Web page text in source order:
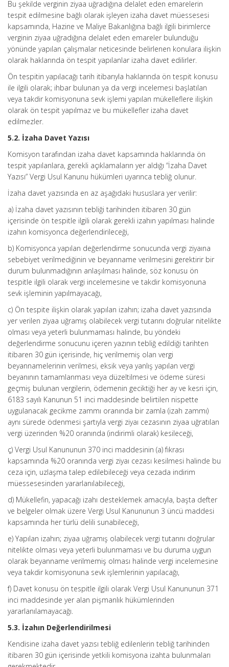
Bu şekilde verginin ziyaa uğradığına delalet eden emarelerin
tespit edilmesine bağlı olarak işleyen izaha davet müessesesi
kapsamında, Hazine ve Maliye Bakanlığına bağlı ilgili birimlerce
verginin ziyaa uğradığına delalet eden emareler bulunduğu
yönünde yapılan çalışmalar neticesinde belirlenen konulara ilişkin
olarak haklarında ön tespit yapılanlar izaha davet edilirler.
Ön tespitin yapılacağı tarih itibarıyla haklarında ön tespit konusu
ile ilgili olarak; ihbar bulunan ya da vergi incelemesi başlatılan
veya takdir komisyonuna sevk işlemi yapılan mükelleflere ilişkin
olarak ön tespit yapılmaz ve bu mükellefler izaha davet
edilmezler.
5.2. İzaha Davet Yazısı
Komisyon tarafından izaha davet kapsamında haklarında ön
tespit yapılanlara, gerekli açıklamaların yer aldığı “İzaha Davet
Yazısı” Vergi Usul Kanunu hükümleri uyarınca tebliğ olunur.
İzaha davet yazısında en az aşağıdaki hususlara yer verilir:
a) İzaha davet yazısının tebliği tarihinden itibaren 30 gün
içerisinde ön tespitle ilgili olarak gerekli izahın yapılması halinde
izahın komisyonca değerlendirileceği,
b) Komisyonca yapılan değerlendirme sonucunda vergi ziyaına
sebebiyet verilmediğinin ve beyanname verilmesini gerektirir bir
durum bulunmadığının anlaşılması halinde, söz konusu ön
tespitle ilgili olarak vergi incelemesine ve takdir komisyonuna
sevk işleminin yapılmayacağı,
c) Ön tespite ilişkin olarak yapılan izahın; izaha davet yazısında
yer verilen ziyaa uğramış olabilecek vergi tutarını doğrular nitelikte
olması veya yeterli bulunmaması halinde, bu yöndeki
değerlendirme sonucunu içeren yazının tebliğ edildiği tarihten
itibaren 30 gün içerisinde, hiç verilmemiş olan vergi
beyannamelerinin verilmesi, eksik veya yanlış yapılan vergi
beyanının tamamlanması veya düzeltilmesi ve ödeme süresi
geçmiş bulunan vergilerin, ödemenin geciktiği her ay ve kesri için,
6183 sayılı Kanunun 51 inci maddesinde belirtilen nispette
uygulanacak gecikme zammı oranında bir zamla (izah zammı)
aynı sürede ödenmesi şartıyla vergi ziyaı cezasının ziyaa uğratılan
vergi üzerinden %20 oranında (indirimli olarak) kesileceği,
ç) Vergi Usul Kanununun 370 inci maddesinin (a) fıkrası
kapsamında %20 oranında vergi ziyaı cezası kesilmesi halinde bu
ceza için, uzlaşma talep edilebileceği veya cezada indirim
müessesesinden yararlanılabileceği,
d) Mükellefin, yapacağı izahı desteklemek amacıyla, başta defter
ve belgeler olmak üzere Vergi Usul Kanununun 3 üncü maddesi
kapsamında her türlü delili sunabileceği,
e) Yapılan izahın; ziyaa uğramış olabilecek vergi tutarını doğrular
nitelikte olması veya yeterli bulunmaması ve bu duruma uygun
olarak beyanname verilmemiş olması halinde vergi incelemesine
veya takdir komisyonuna sevk işlemlerinin yapılacağı,
f) Davet konusu ön tespitle ilgili olarak Vergi Usul Kanununun 371
inci maddesinde yer alan pişmanlık hükümlerinden
yararlanılamayacağı.
5.3. İzahın Değerlendirilmesi
Kendisine izaha davet yazısı tebliğ edilenlerin tebliğ tarihinden
itibaren 30 gün içerisinde yetkili komisyona izahta bulunmaları